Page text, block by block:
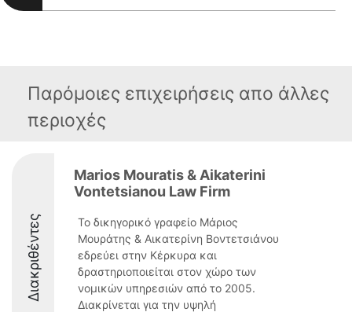
Παρόμοιες επιχειρήσεις απο άλλες
περιοχές
Διακριθέντες
Marios Mouratis & Aikaterini
Vontetsianou Law Firm
Το δικηγορικό γραφείο Μάριος
Μουράτης & Αικατερίνη Βοντετσιάνου
εδρεύει στην Κέρκυρα και
δραστηριοποιείται στον χώρο των
νομικών υπηρεσιών από το 2005.
Διακρίνεται για την υψηλή